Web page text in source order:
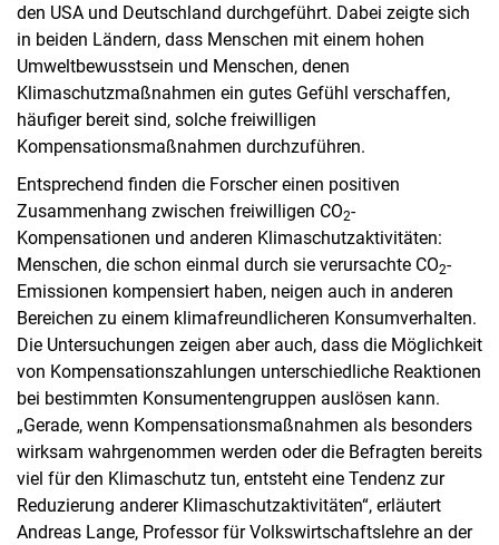
den USA und Deutschland durchgeführt. Dabei zeigte sich
in beiden Ländern, dass Menschen mit einem hohen
Umweltbewusstsein und Menschen, denen
Klimaschutzmaßnahmen ein gutes Gefühl verschaffen,
häufiger bereit sind, solche freiwilligen
Kompensationsmaßnahmen durchzuführen.
Entsprechend finden die Forscher einen positiven
Zusammenhang zwischen freiwilligen CO2-
Kompensationen und anderen Klimaschutzaktivitäten:
Menschen, die schon einmal durch sie verursachte CO2-
Emissionen kompensiert haben, neigen auch in anderen
Bereichen zu einem klimafreundlicheren Konsumverhalten.
Die Untersuchungen zeigen aber auch, dass die Möglichkeit
von Kompensationszahlungen unterschiedliche Reaktionen
bei bestimmten Konsumentengruppen auslösen kann.
„Gerade, wenn Kompensationsmaßnahmen als besonders
wirksam wahrgenommen werden oder die Befragten bereits
viel für den Klimaschutz tun, entsteht eine Tendenz zur
Reduzierung anderer Klimaschutzaktivitäten“, erläutert
Andreas Lange, Professor für Volkswirtschaftslehre an der